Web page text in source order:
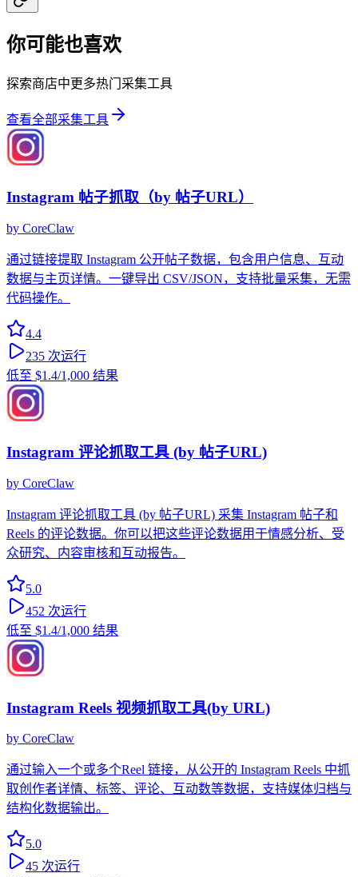
你可能也喜欢
探索商店中更多热门采集工具
查看全部采集工具
Instagram 帖子抓取（by 帖子URL）
by CoreClaw
通过链接提取 Instagram 公开帖子数据，包含用户信息、互动
数据与主页详情。一键导出 CSV/JSON，支持批量采集，无需
代码操作。
4.4
235 次运行
低至 $1.4/1,000 结果
Instagram 评论抓取工具 (by 帖子URL)
by CoreClaw
Instagram 评论抓取工具 (by 帖子URL) 采集 Instagram 帖子和
Reels 的评论数据。你可以把这些评论数据用于情感分析、受
众研究、内容审核和互动报告。
5.0
452 次运行
低至 $1.4/1,000 结果
Instagram Reels 视频抓取工具(by URL)
by CoreClaw
通过输入一个或多个Reel 链接，从公开的 Instagram Reels 中抓
取创作者详情、标签、评论、互动数等数据，支持媒体归档与
结构化数据输出。
5.0
45 次运行